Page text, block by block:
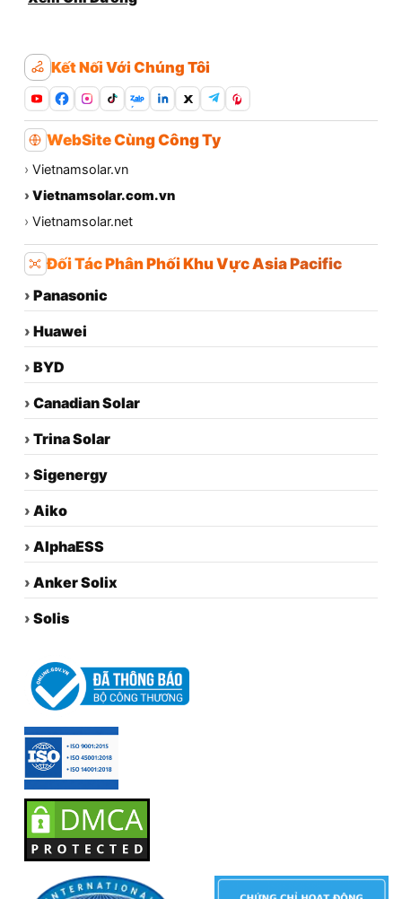
Kết Nối Với Chúng Tôi
Zalo
WebSite Cùng Công Ty
› Vietnamsolar.vn
› Vietnamsolar.com.vn
› Vietnamsolar.net
Đối Tác Phân Phối Khu Vực Asia Pacific
› Panasonic
› Huawei
› BYD
› Canadian Solar
› Trina Solar
› Sigenergy
› Aiko
› AlphaESS
› Anker Solix
› Solis